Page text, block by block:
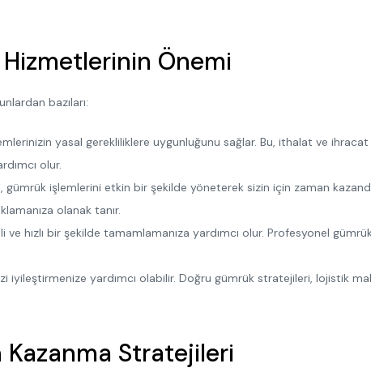
Önemi
bazıları:
yasal gerekliliklere uygunluğunu sağlar. Bu, ithalat ve
olur.
işlemlerini etkin bir şekilde yöneterek sizin için zaman
olanak tanır.
hızlı bir şekilde tamamlamanıza yardımcı olur. Profesyonel
iyileştirmenize yardımcı olabilir. Doğru gümrük stratejileri, lojistik
Stratejileri